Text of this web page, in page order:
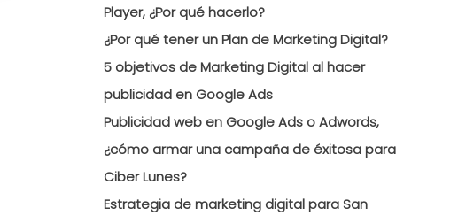
Player, ¿Por qué hacerlo?
¿Por qué tener un Plan de Marketing Digital?
5 objetivos de Marketing Digital al hacer
publicidad en Google Ads
Publicidad web en Google Ads o Adwords,
¿cómo armar una campaña de éxitosa para
Ciber Lunes?
Estrategia de marketing digital para San